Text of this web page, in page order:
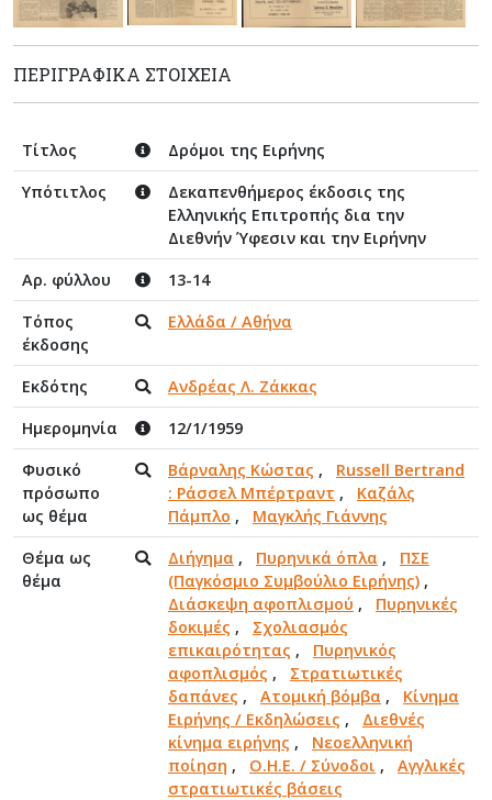
ΠΕΡΙΓΡΑΦΙΚΆ ΣΤΟΙΧΕΊΑ
Τίτλος
Δρόμοι της Ειρήνης
Υπότιτλος
Δεκαπενθήμερος έκδοσις της
Ελληνικής Επιτροπής δια την
Διεθνήν Ύφεσιν και την Ειρήνην
Αρ. φύλλου
13-14
Τόπος
έκδοσης
Ελλάδα / Αθήνα
Εκδότης
Ανδρέας Λ. Ζάκκας
Ημερομηνία
12/1/1959
Φυσικό
πρόσωπο
ως θέμα
Βάρναλης Κώστας , Russell Bertrand
: Ράσσελ Μπέρτραντ , Καζάλς
Πάμπλο , Μαγκλής Γιάννης
Θέμα ως
θέμα
Διήγημα , Πυρηνικά όπλα , ΠΣΕ
(Παγκόσμιο Συμβούλιο Ειρήνης) ,
Διάσκεψη αφοπλισμού , Πυρηνικές
δοκιμές , Σχολιασμός
επικαιρότητας , Πυρηνικός
αφοπλισμός , Στρατιωτικές
δαπάνες , Ατομική βόμβα , Κίνημα
Ειρήνης / Εκδηλώσεις , Διεθνές
κίνημα ειρήνης , Νεοελληνική
ποίηση , Ο.Η.Ε. / Σύνοδοι , Αγγλικές
στρατιωτικές βάσεις